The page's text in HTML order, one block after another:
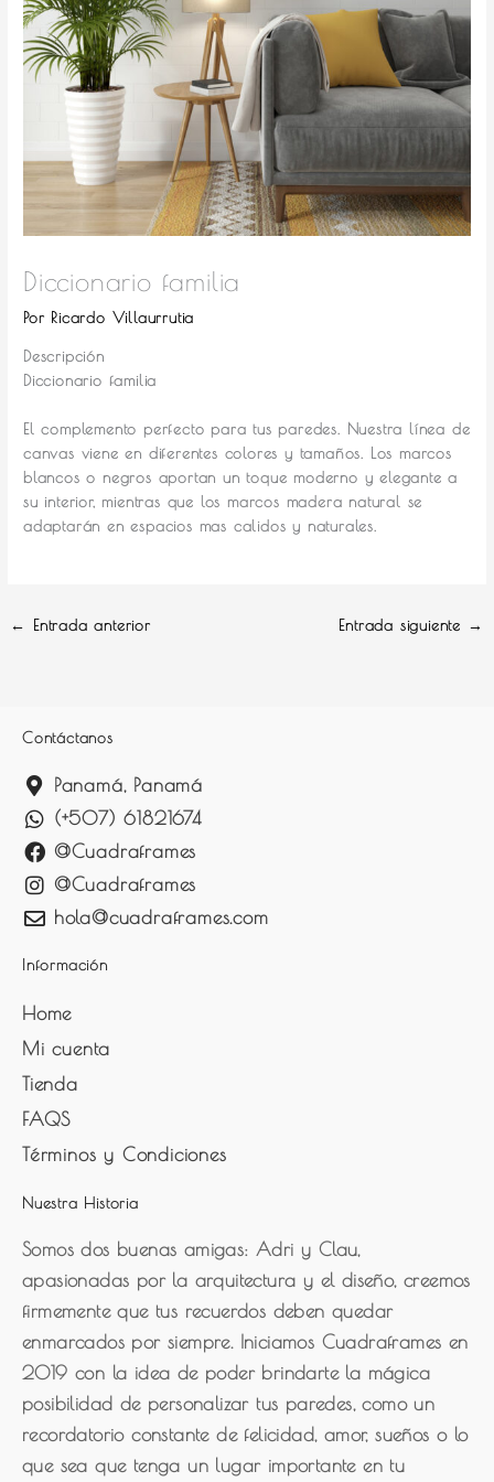
Diccionario familia
Por Ricardo Villaurrutia
Descripción
Diccionario familia
El complemento perfecto para tus paredes. Nuestra línea de
canvas viene en diferentes colores y tamaños. Los marcos
blancos o negros aportan un toque moderno y elegante a
su interior, mientras que los marcos madera natural se
adaptarán en espacios mas calidos y naturales.
← Entrada anterior Entrada siguiente →
Contáctanos
Panamá, Panamá
(+507) 61821674
@Cuadraframes
@Cuadraframes
hola@cuadraframes.com
Información
Home
Mi cuenta
Tienda
FAQS
Términos y Condiciones
Nuestra Historia
Somos dos buenas amigas: Adri y Clau,
apasionadas por la arquitectura y el diseño, creemos
firmemente que tus recuerdos deben quedar
enmarcados por siempre. Iniciamos Cuadraframes en
2019 con la idea de poder brindarte la mágica
posibilidad de personalizar tus paredes, como un
recordatorio constante de felicidad, amor, sueños o lo
que sea que tenga un lugar importante en tu